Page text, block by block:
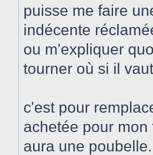
puisse me faire
indécente
ou m'expliquer
tourner où si il
c'est pour
achetée pour
aura une poubelle.